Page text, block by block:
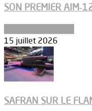
SON PREMIER
15 juillet 2026
SAFRAN SUR LE